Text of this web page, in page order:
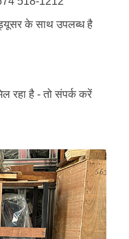
के साथ उपलब्ध है
रहा है - तो संपर्क करें